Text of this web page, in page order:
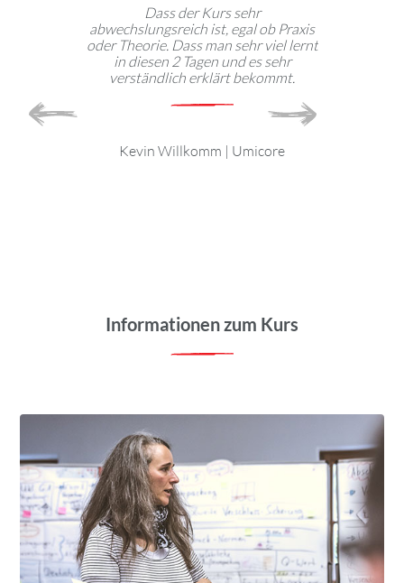
Dass der Kurs sehr
abwechslungsreich ist, egal ob Praxis
oder Theorie. Dass man sehr viel lernt
in diesen 2 Tagen und es sehr
verständlich erklärt bekommt.
Kevin Willkomm | Umicore
Informationen zum Kurs